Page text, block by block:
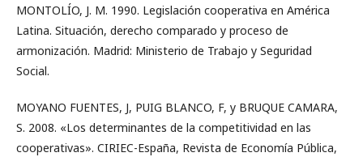
MONTOLÍO, J. M. 1990. Legislación cooperativa en América
Latina. Situación, derecho comparado y proceso de
armonización. Madrid: Ministerio de Trabajo y Seguridad
Social.
MOYANO FUENTES, J, PUIG BLANCO, F, y BRUQUE CAMARA,
S. 2008. «Los determinantes de la competitividad en las
cooperativas». CIRIEC-España, Revista de Economía Pública,